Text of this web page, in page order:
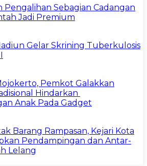
Pengalihan Sebagian Cadangan
Jadi Premium
Gelar Skrining Tuberkulosis
Pemkot Galakkan
Hindarkan
Anak Pada Gadget
Barang Rampasan, Kejari Kota
Pendampingan dan Antar-
Lelang